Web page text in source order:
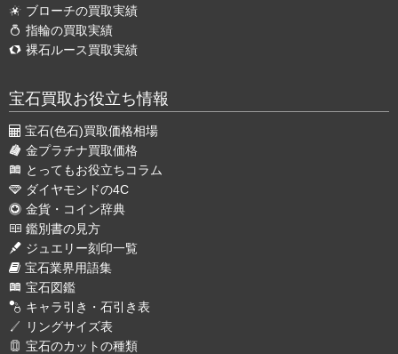
ブローチの買取実績
指輪の買取実績
裸石ルース買取実績
宝石買取お役立ち情報
宝石(色石)買取価格相場
金プラチナ買取価格
とってもお役立ちコラム
ダイヤモンドの4C
金貨・コイン辞典
鑑別書の見方
ジュエリー刻印一覧
宝石業界用語集
宝石図鑑
キャラ引き・石引き表
リングサイズ表
宝石のカットの種類